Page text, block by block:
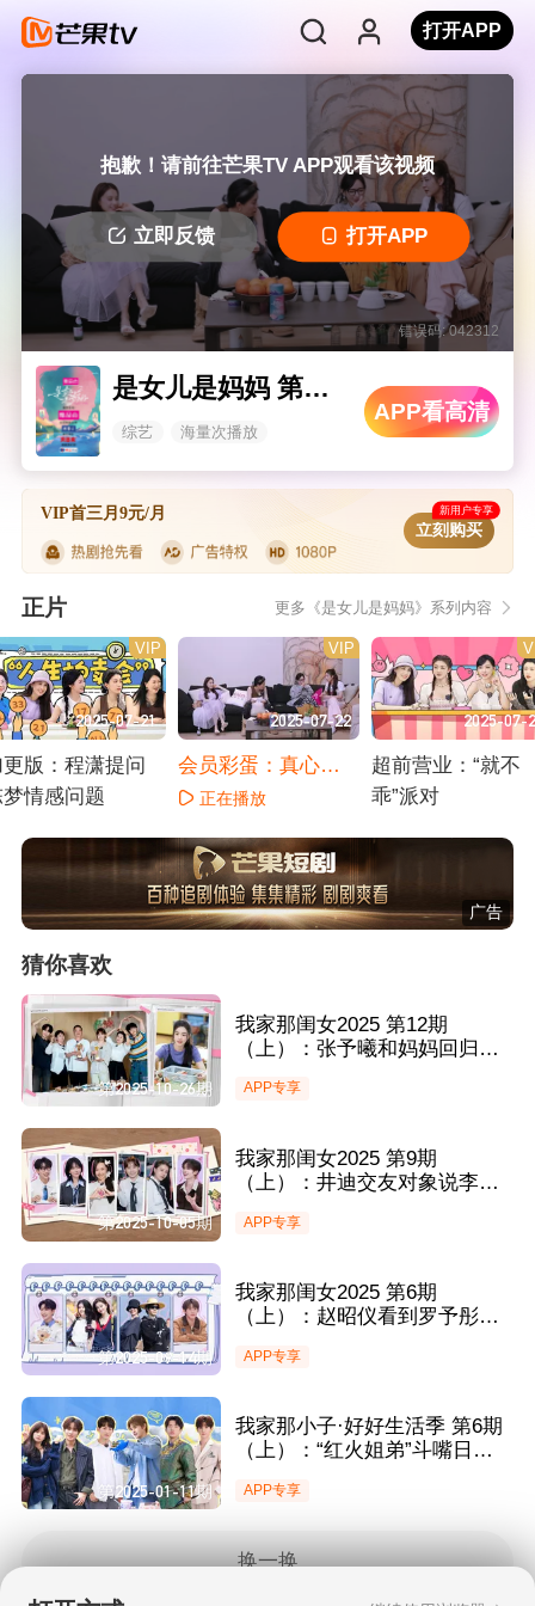
打开APP
抱歉！请前往芒果TV APP观看该视频
立即反馈 打开APP
错误码: 042312
是女儿是妈妈 第二季
综艺 海量次播放
APP看高清
VIP首三月9元/月 新用户专享
立刻购买
正片 更多《是女儿是妈妈》系列内容
2025-07-21
VIP
版：程潇提问
情感问题
2025-07-22
VIP
会员彩蛋：真心
话“小冒险”
正在播放
2025-07-
超前营业：“就不
乖”派对
广告
猜你喜欢
第2025-10-26期
我家那闺女2025 第12期
（上）：张予曦和妈妈回归观
翻武星一家
APP专享
第2025-10-05期
我家那闺女2025 第9期
（上）：井迪交友对象说李嘉
习李艺彤爸爸出去打拼？
APP专享
第2025-09-14期
我家那闺女2025 第6期
（上）：赵昭仪看到罗予彤跟
齐自信出海“乘风破浪”
APP专享
第2025-01-11期
我家那小子·好好生活季 第6期
（上）：“红火姐弟”斗嘴日常
玩”松弛感拉满！
APP专享
换一换